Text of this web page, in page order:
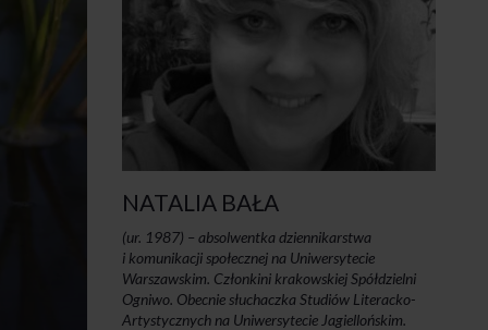
NATALIA BAŁA
(ur. 1987) – absolwentka dziennikarstwa
i komunikacji społecznej na Uniwersytecie
Warszawskim. Członkini krakowskiej Spółdzielni
Ogniwo. Obecnie słuchaczka Studiów Literacko-
Artystycznych na Uniwersytecie Jagiellońskim.